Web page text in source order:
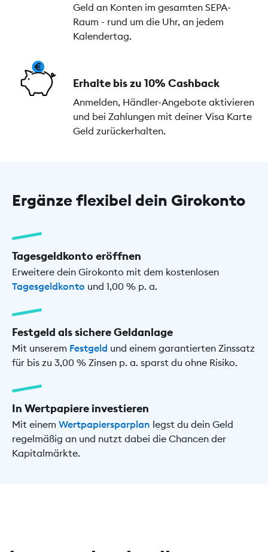
Geld an Konten im gesamten SEPA-
Raum - rund um die Uhr, an jedem
Kalendertag.
Erhalte bis zu 10% Cashback
Anmelden, Händler-Angebote aktivieren
und bei Zahlungen mit deiner Visa Karte
Geld zurückerhalten.
Ergänze flexibel dein Girokonto
Tagesgeldkonto eröffnen
Erweitere dein Girokonto mit dem kostenlosen
Tagesgeldkonto und 1,00 % p. a.
Festgeld als sichere Geldanlage
Mit unserem Festgeld und einem garantierten Zinssatz
für bis zu 3,00 % Zinsen p. a. sparst du ohne Risiko.
In Wertpapiere investieren
Mit einem Wertpapiersparplan legst du dein Geld
regelmäßig an und nutzt dabei die Chancen der
Kapitalmärkte.